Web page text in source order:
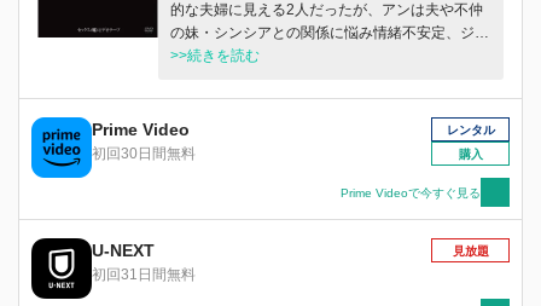
的な夫婦に見える2人だったが、アンは夫や不仲
の妹・シンシアとの関係に悩み情緒不安定、ジョ
ンはシンシアと不倫関係にあった。そんなある
ムが現れる。
>>続きを読む
Prime Video
初回30日間無料
レンタル
購入
Prime Videoで今すぐ見る
U-NEXT
初回31日間無料
見放題